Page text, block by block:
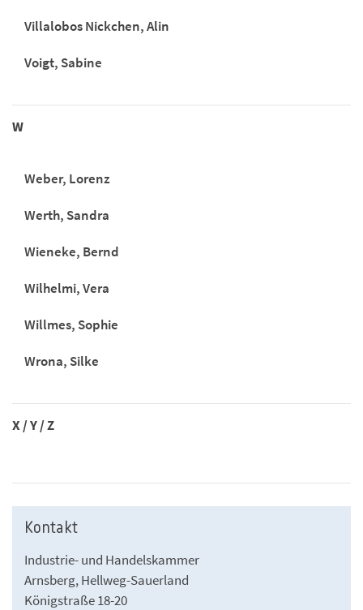
Villalobos Nickchen, Alin
Voigt, Sabine
W
Weber, Lorenz
Werth, Sandra
Wieneke, Bernd
Wilhelmi, Vera
Willmes, Sophie
Wrona, Silke
X / Y / Z
Kontakt
Industrie- und Handelskammer
Arnsberg, Hellweg-Sauerland
Königstraße 18-20